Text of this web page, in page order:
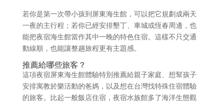
若你是第一次帶小孩到屏東海生館，可以把它規劃成兩天
一夜的主行程；若你已經安排墾丁、車城或恆春周邊，也
能把夜宿海生館當作其中一晚的特色住宿。這樣不只交通
動線順，也能讓整趟旅程更有主題感。
推薦給哪些旅客？
這項夜宿屏東海生館體驗特別推薦給親子家庭、想幫孩子
安排寓教於樂活動的爸媽，以及想在台灣找特殊住宿體驗
的旅客。比起一般飯店住宿，夜宿水族館多了海洋生態觀